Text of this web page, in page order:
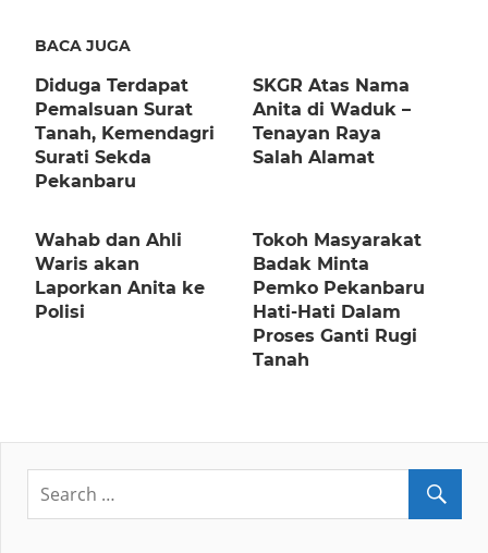
BACA JUGA
Diduga Terdapat
Pemalsuan Surat
Tanah, Kemendagri
Surati Sekda
Pekanbaru
SKGR Atas Nama
Anita di Waduk –
Tenayan Raya
Salah Alamat
Wahab dan Ahli
Waris akan
Laporkan Anita ke
Polisi
Tokoh Masyarakat
Badak Minta
Pemko Pekanbaru
Hati-Hati Dalam
Proses Ganti Rugi
Tanah